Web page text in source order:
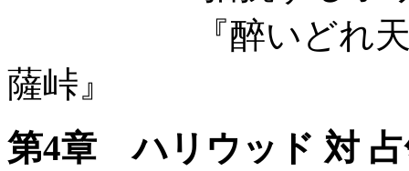
『醉いどれ天使』
薩峠』
第4章 ハリウッド 対